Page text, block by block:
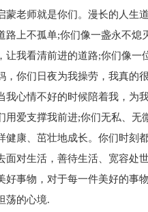
蒙老师就是你们。漫长的人生
路上不孤单;你们像一盏永不熄
让我看清前进的道路;你们像一
，你们日夜为我操劳，我真的
我心情不好的时候陪着我，为
用爱支撑我前进;你们无私、无
健康、茁壮地成长。你们时刻
面对生活，善待生活、宽容处
好事物，对于每一件美好的事
荡的心境.